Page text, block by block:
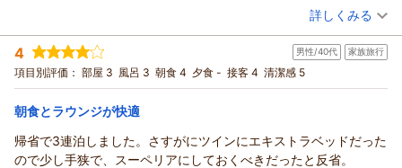
す。プールで過ごせるので、子供も飽きることなく楽しんでいま
した。プールタオルもすぐに補充されて、気持ちよかったです。
駐車場から車を出してくれるのもスムーズで待ち時間はなかった
です。朝食は内容量、質ふつうでした。もう少し期待していまし
た。カフェのピザがとても美味しかった。
（投稿日：2026/06/07）
宿泊時期： 2026年05月宿泊 (子連れ旅行)
投稿者： paccoさん
宿泊プラン： 【ファミリー応援】お子様歓迎♪当プランに限り12歳以下まで
添い寝無料！／朝食付き
ツイン 朝のみ
宿泊価格帯： 11,001～12,000円(大人一人あたり/税込)
詳しくみる
4 男性/40代 家族旅行
項目別評価： 部屋 3 風呂 3 朝食 4 夕食 - 接客 4 清潔感 5
朝食とラウンジが快適
帰省で3連泊しました。さすがにツインにエキストラベッドだった
ので少し手狭で、スーペリアにしておくべきだったと反省。